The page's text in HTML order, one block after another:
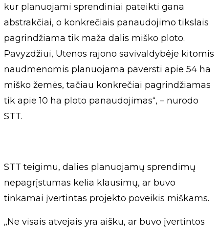
kur planuojami sprendiniai pateikti gana
abstrakčiai, o konkrečiais panaudojimo tikslais
pagrindžiama tik maža dalis miško ploto.
Pavyzdžiui, Utenos rajono savivaldybėje kitomis
naudmenomis planuojama paversti apie 54 ha
miško žemės, tačiau konkrečiai pagrindžiamas
tik apie 10 ha ploto panaudojimas“, – nurodo
STT.
STT teigimu, dalies planuojamų sprendimų
nepagrįstumas kelia klausimų, ar buvo
tinkamai įvertintas projekto poveikis miškams.
„Ne visais atvejais yra aišku, ar buvo įvertintos